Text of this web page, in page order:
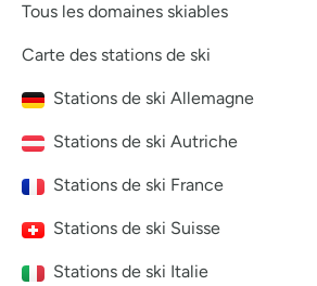
Tous les domaines skiables
Carte des stations de ski
Stations de ski Allemagne
Stations de ski Autriche
Stations de ski France
Stations de ski Suisse
Stations de ski Italie